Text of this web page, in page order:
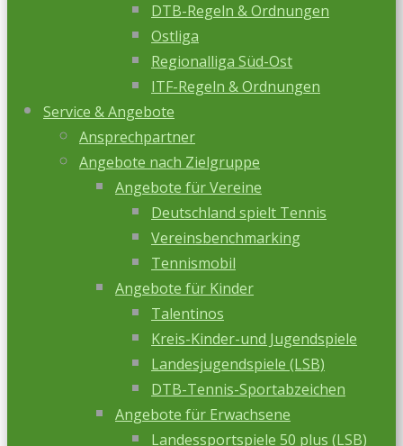
DTB-Regeln & Ordnungen
Ostliga
Regionalliga Süd-Ost
ITF-Regeln & Ordnungen
Service & Angebote
Ansprechpartner
Angebote nach Zielgruppe
Angebote für Vereine
Deutschland spielt Tennis
Vereinsbenchmarking
Tennismobil
Angebote für Kinder
Talentinos
Kreis-Kinder-und Jugendspiele
Landesjugendspiele (LSB)
DTB-Tennis-Sportabzeichen
Angebote für Erwachsene
Landessportspiele 50 plus (LSB)